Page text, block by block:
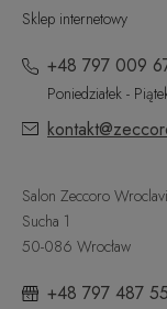
Sklep internetowy
+48 797 009
Poniedziałek -
Salon Zeccoro
Sucha 1
50-086 Wrocław
+48 797 487